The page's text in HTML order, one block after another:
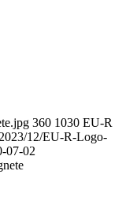
360 1030 EU-R
12/EU-R-Logo-
07-02